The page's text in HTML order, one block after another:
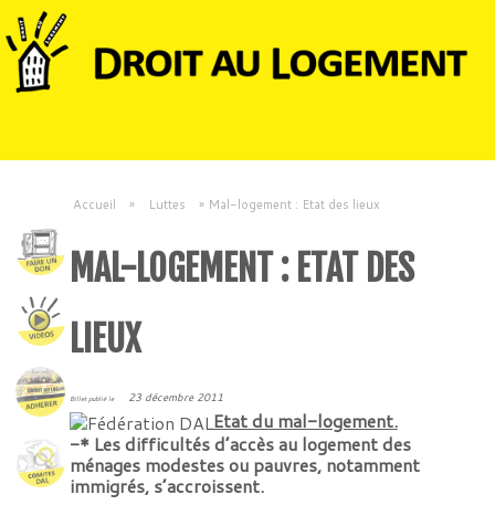
Accueil » Luttes » Mal-logement : Etat des lieux
MAL-LOGEMENT : ETAT DES
LIEUX
Billet publié le 23 décembre 2011
Etat du mal-logement.
-* Les difficultés d’accès au logement des
ménages modestes ou pauvres, notamment
immigrés, s’accroissent.